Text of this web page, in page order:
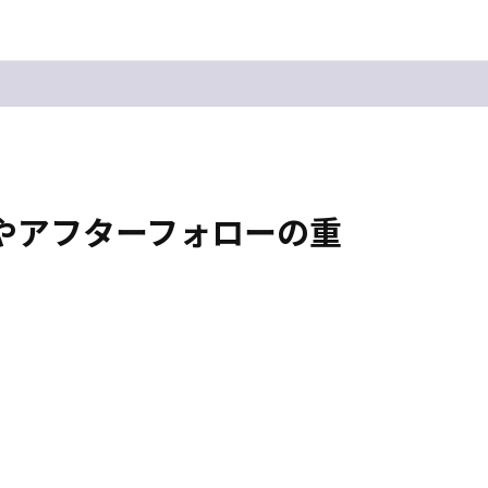
フターフォローの重